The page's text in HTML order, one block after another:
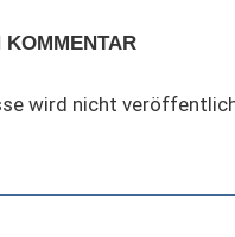
wird nicht